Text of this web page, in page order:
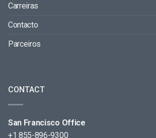
Carreiras
Contacto
Parceiros
CONTACT
San Francisco Office
+1 855-896-9300